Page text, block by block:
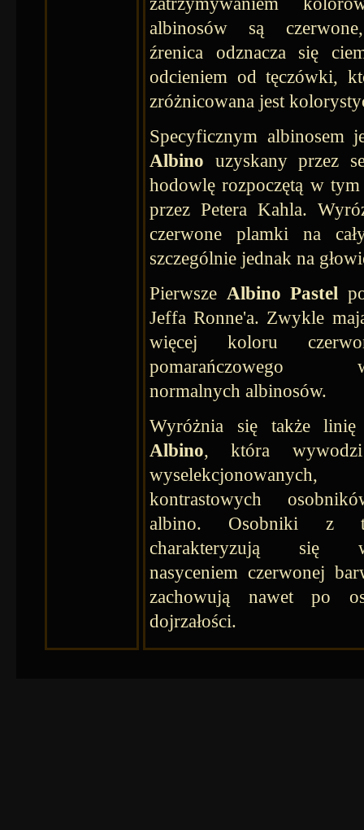
albinosów są
źrenica odznacza się
odcieniem od tęczówki,
zróżnicowana jest
Specyficznym albinosem
Albino uzyskany przez
hodowlę rozpoczętą w
przez Petera Kahla.
czerwone plamki na
szczególnie jednak na
Pierwsze Albino Pastel
Jeffa Ronne'a. Zwykle
więcej koloru
pomarańczowego
normalnych albinosów.
Wyróżnia się także
Albino, która
kontrastowych
albino. Osobniki z
charakteryzują się
nasyceniem czerwonej
zachowują nawet po
dojrzałości.